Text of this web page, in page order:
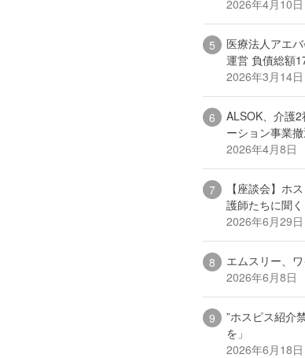
2026年4月10日
医療法人アエ
運営 負債総額
2026年3月14日
ALSOK、介護
ーション事業
2026年4月8日
【座談会】ホ
護師たちに聞く
2026年6月29日
エムスリー、
2026年6月8日
”ホスピス紹介
を」
2026年6月18日